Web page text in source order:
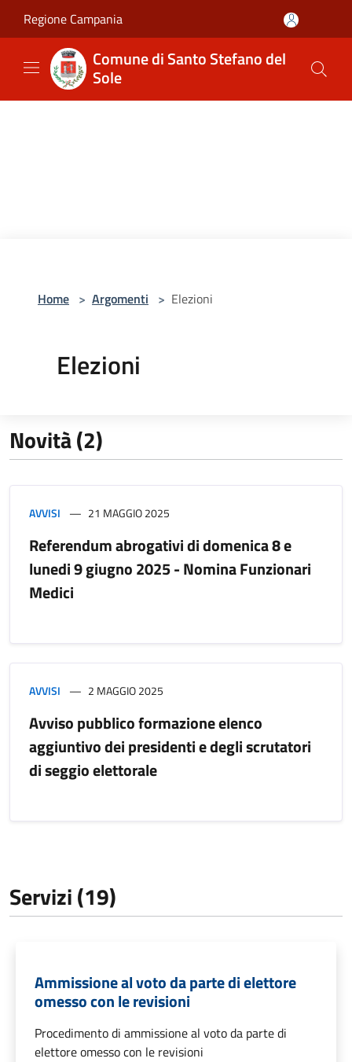
Regione Campania
Comune di Santo Stefano del
Sole
Home > Argomenti > Elezioni
Elezioni
Novità (2)
AVVISI 21 MAGGIO 2025
Referendum abrogativi di domenica 8 e
lunedi 9 giugno 2025 - Nomina Funzionari
Medici
AVVISI 2 MAGGIO 2025
Avviso pubblico formazione elenco
aggiuntivo dei presidenti e degli scrutatori
di seggio elettorale
Servizi (19)
Ammissione al voto da parte di elettore
omesso con le revisioni
Procedimento di ammissione al voto da parte di
elettore omesso con le revisioni